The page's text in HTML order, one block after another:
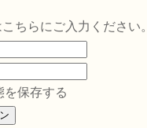
ちらにご入力ください。
を保存する